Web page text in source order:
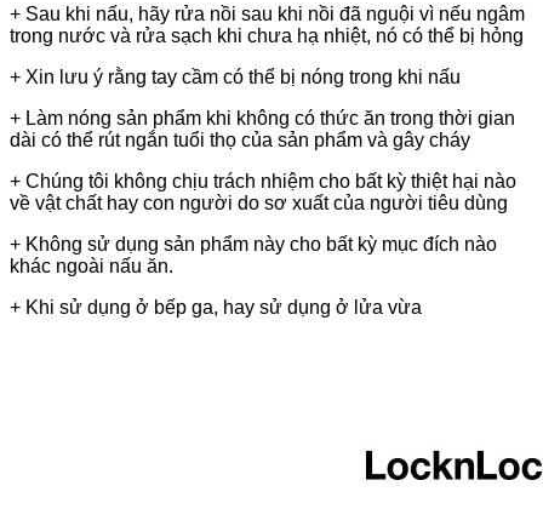
+ Sau khi nấu, hãy rửa nồi sau khi nồi đã nguội vì nếu ngâm
trong nước và rửa sạch khi chưa hạ nhiệt, nó có thể bị hỏng
+ Xin lưu ý rằng tay cầm có thể bị nóng trong khi nấu
+ Làm nóng sản phẩm khi không có thức ăn trong thời gian
dài có thể rút ngắn tuổi thọ của sản phẩm và gây cháy
+ Chúng tôi không chịu trách nhiệm cho bất kỳ thiệt hại nào
về vật chất hay con người do sơ xuất của người tiêu dùng
+ Không sử dụng sản phẩm này cho bất kỳ mục đích nào
khác ngoài nấu ăn.
+ Khi sử dụng ở bếp ga, hay sử dụng ở lửa vừa